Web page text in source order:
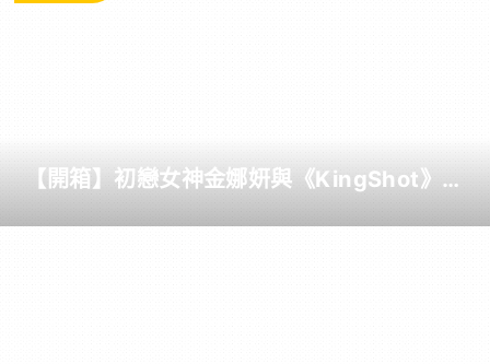
遊
戲
【開箱】初戀女神金娜妍與《KingShot》再